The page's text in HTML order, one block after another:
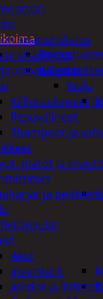
Joulu
sisäpuhdistus
Kiillotuskoneet
Pesuvälineet
Shampoot ja
matot ja muut
ja peitteet
Akut
invertterit
Johdot ja liittimet